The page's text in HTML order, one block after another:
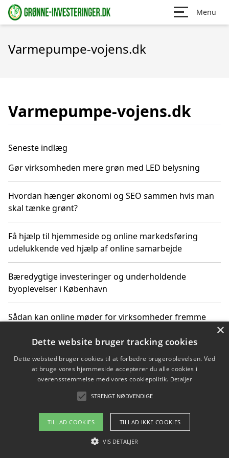
Menu
Varmepumpe-vojens.dk
Varmepumpe-vojens.dk
Seneste indlæg
Gør virksomheden mere grøn med LED belysning
Hvordan hænger økonomi og SEO sammen hvis man
skal tænke grønt?
Få hjælp til hjemmeside og online markedsføring
udelukkende ved hjælp af online samarbejde
Bæredygtige investeringer og underholdende
byoplevelser i København
Sådan kan online møder for virksomheder fremme
Copyright 2026 - Pilanto Aps
Om / kontakt
×
Dette website bruger tracking cookies
Dette websted bruger cookies til at forbedre brugeroplevelsen. Ved
at bruge vores hjemmeside accepterer du alle cookies i
overensstemmelse med vores cookiepolitik. Detaljer
STRENGT NØDVENDIGE
TILLAD COOKIES TILLAD IKKE COOKIES
VIS DETALJER